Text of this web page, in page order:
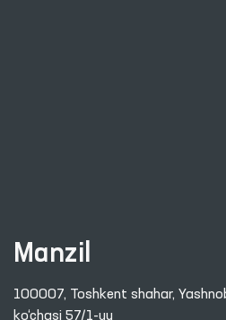
Manzil
100007, Toshkent shahar,
ko‘chasi 57/1-uy